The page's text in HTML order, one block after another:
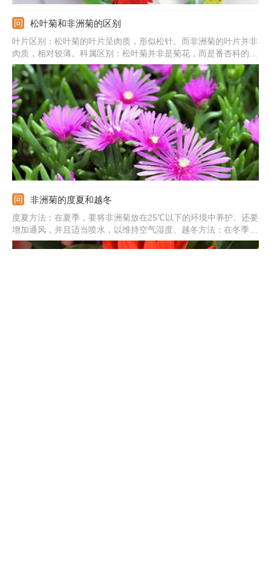
松叶菊和非洲菊的区别
叶片区别：松叶菊的叶片呈肉质，形似松针。而非洲菊的叶片并非
肉质，相对较薄。科属区别：松叶菊并非是菊花，而是番杏科的一
种多肉植物。而非洲菊却是地地道道的菊科植物，是菊花的一种。
非洲菊的度夏和越冬
度夏方法：在夏季，要将非洲菊放在25℃以下的环境中养护。还要
增加通风，并且适当喷水，以维持空气湿度。越冬方法：在冬季，
要将它放在12℃以上的环境中来养。浇水也要适当减少，让土壤保